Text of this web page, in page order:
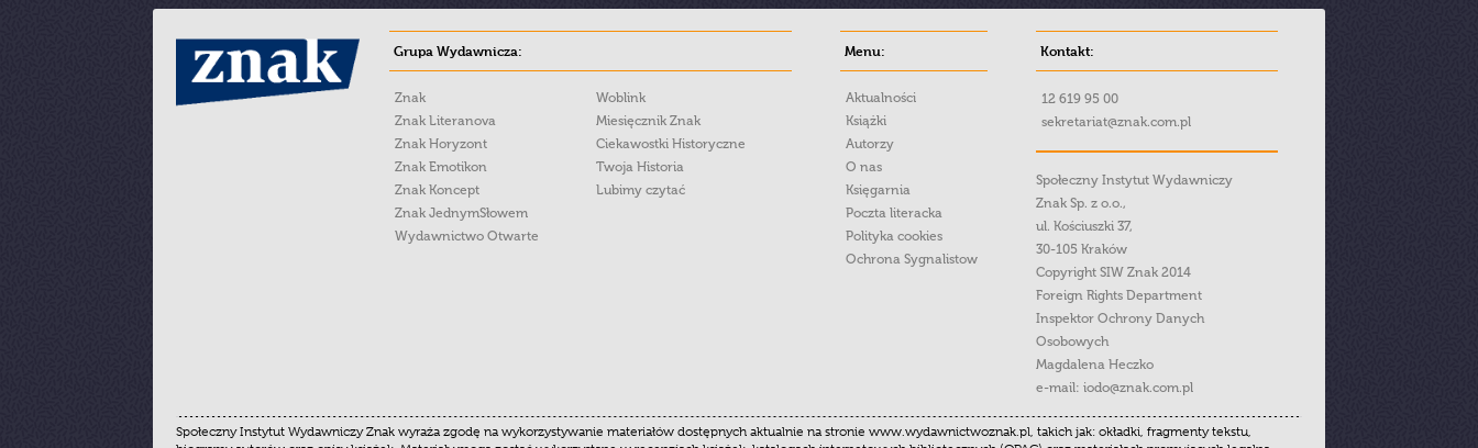
Grupa Wydawnicza:
Znak
Znak Literanova
Znak Horyzont
Znak Emotikon
Znak Koncept
Znak JednymSłowem
Wydawnictwo Otwarte
Woblink
Miesięcznik Znak
Ciekawostki Historyczne
Twoja Historia
Lubimy czytać
Menu:
Aktualności
Książki
Autorzy
O nas
Księgarnia
Poczta literacka
Polityka cookies
Ochrona Sygnalistow
Kontakt:
12 619 95 00
sekretariat@znak.com.pl
Społeczny Instytut Wydawniczy
Znak Sp. z o.o.,
ul. Kościuszki 37,
30-105 Kraków
Copyright SIW Znak 2014
Foreign Rights Department
Inspektor Ochrony Danych
Osobowych
Magdalena Heczko
e-mail: iodo@znak.com.pl
Społeczny Instytut Wydawniczy Znak wyraża zgodę na wykorzystywanie materiałów dostępnych aktualnie na stronie www.wydawnictwoznak.pl, takich jak: okładki, fragmenty tekstu,